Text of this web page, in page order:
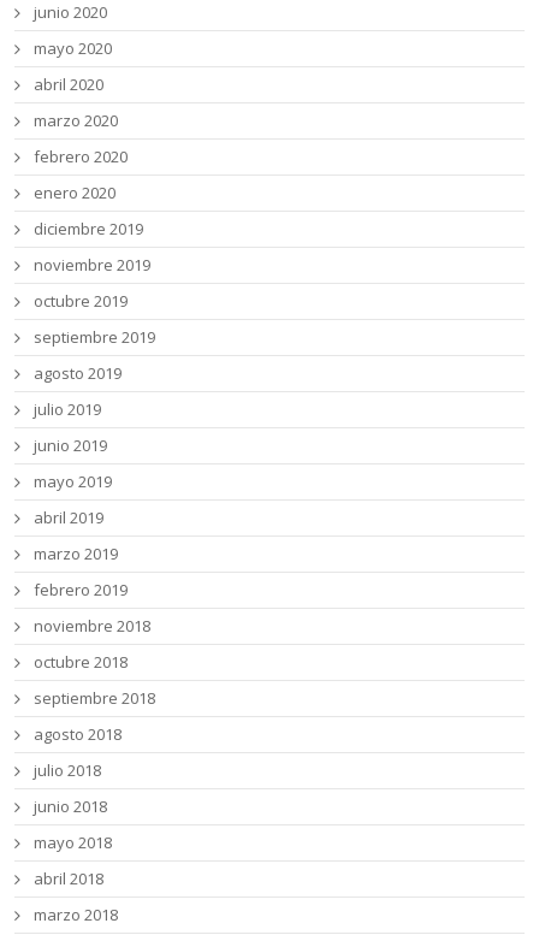
junio 2020
mayo 2020
abril 2020
marzo 2020
febrero 2020
enero 2020
diciembre 2019
noviembre 2019
octubre 2019
septiembre 2019
agosto 2019
julio 2019
junio 2019
mayo 2019
abril 2019
marzo 2019
febrero 2019
noviembre 2018
octubre 2018
septiembre 2018
agosto 2018
julio 2018
junio 2018
mayo 2018
abril 2018
marzo 2018